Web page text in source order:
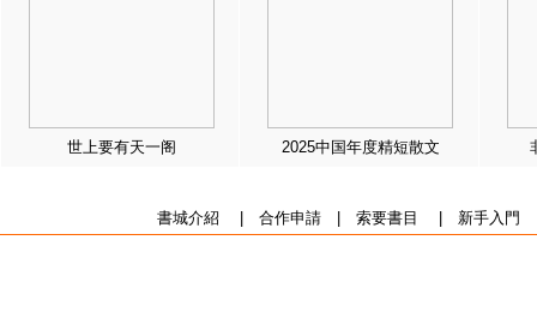
世上要有天一阁 2025中国年度精短散文
書城介紹 合作申請| 索要書目 新手入門